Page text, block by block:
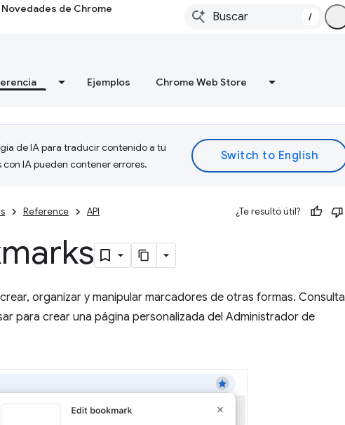
Novedades de Chrome
/
Ejemplos Chrome Web Store
de IA para traducir contenido a tu
IA pueden contener errores.
Reference API ¿Te resultó útil?
organizar y manipular marcadores de otras formas. Consulta
para crear una página personalizada del Administrador de